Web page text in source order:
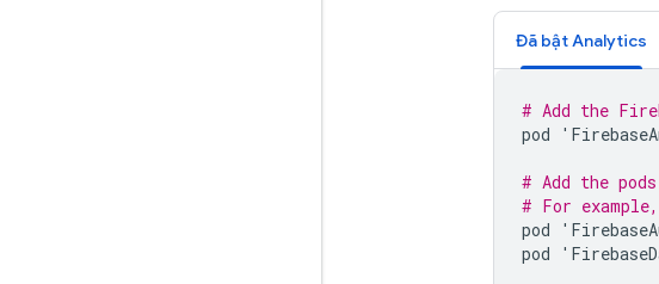
Đã bậtAnalytics
# Add the
pod
'
# Add the
# For
pod
'
pod
'